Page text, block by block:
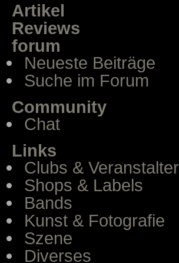
Artikel
Reviews
forum
Neueste Beiträge
Suche im Forum
Community
Chat
Links
Clubs & Veranstalter
Shops & Labels
Bands
Kunst & Fotografie
Szene
Diverses